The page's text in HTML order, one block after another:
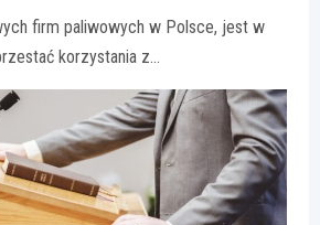
firm paliwowych w Polsce, jest w
korzystania z…